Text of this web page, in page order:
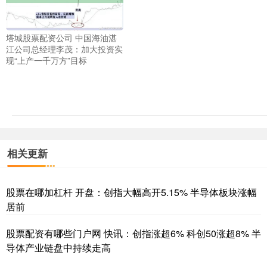
塔城股票配资公司 中国海油湛
江公司总经理李茂：加大投资实
现“上产一千万方”目标
相关更新
股票在哪加杠杆 开盘：创指大幅高开5.15% 半导体板块涨幅
居前
股票配资有哪些门户网 快讯：创指涨超6% 科创50涨超8% 半
导体产业链盘中持续走高